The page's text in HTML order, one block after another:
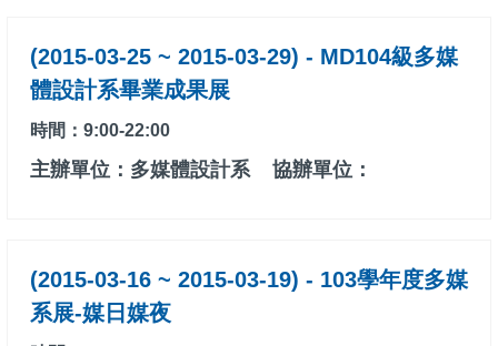
(2015-03-25 ~ 2015-03-29) - MD104級多媒
體設計系畢業成果展
時間：9:00-22:00
主辦單位：多媒體設計系 協辦單位：
(2015-03-16 ~ 2015-03-19) - 103學年度多媒
系展-媒日媒夜